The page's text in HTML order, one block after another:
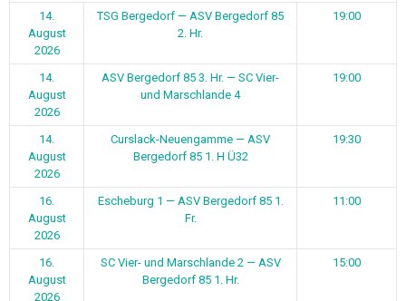
14.
August
2026
TSG Bergedorf — ASV Bergedorf 85
2. Hr.
19:00
14.
August
2026
ASV Bergedorf 85 3. Hr. — SC Vier-
und Marschlande 4
19:00
14.
August
2026
Curslack-Neuengamme — ASV
Bergedorf 85 1. H Ü32
19:30
16.
August
2026
Escheburg 1 — ASV Bergedorf 85 1.
Fr.
11:00
16.
August
2026
SC Vier- und Marschlande 2 — ASV
Bergedorf 85 1. Hr.
15:00